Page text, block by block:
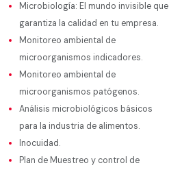
Microbiología: El mundo invisible que
garantiza la calidad en tu empresa.
Monitoreo ambiental de
microorganismos indicadores.
Monitoreo ambiental de
microorganismos patógenos.
Análisis microbiológicos básicos
para la industria de alimentos.
Inocuidad.
Plan de Muestreo y control de